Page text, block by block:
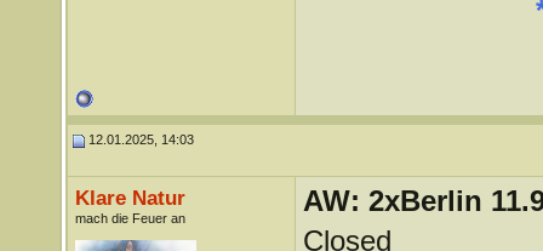
12.01.2025, 14:03
Klare Natur
mach die Feuer an
AW: 2xBerlin
Closed